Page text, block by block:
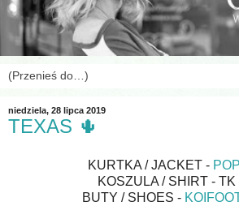
niedziela, 28 lipca 2019
TEXAS 🌵
KURTKA / JACKET -
KOSZULA / SHIRT - TK
BUTY / SHOES -